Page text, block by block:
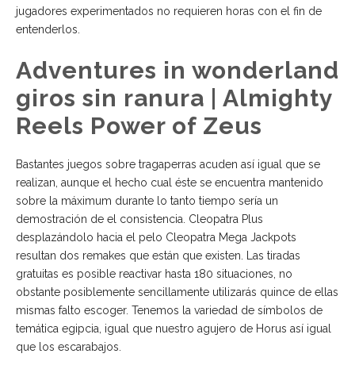
jugadores experimentados no requieren horas con el fin de
entenderlos.
Adventures in wonderland
giros sin ranura | Almighty
Reels Power of Zeus
Bastantes juegos sobre tragaperras acuden así­ igual que se
realizan, aunque el hecho cual éste se encuentra mantenido
sobre la máximum durante lo tanto tiempo serí­a un
demostración de el consistencia. Cleopatra Plus
desplazándolo hacia el pelo Cleopatra Mega Jackpots
resultan dos remakes que están que existen. Las tiradas
gratuitas es posible reactivar hasta 180 situaciones, no
obstante posiblemente sencillamente utilizarás quince de ellas
mismas falto escoger. Tenemos la variedad de símbolos de
temática egipcia, igual que nuestro agujero de Horus así­ igual
que los escarabajos.